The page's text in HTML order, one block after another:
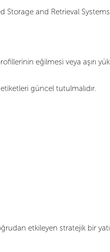
Storage and Retrieval
eğilmesi veya aşırı
güncel tutulmalıdır.
etkileyen stratejik bir